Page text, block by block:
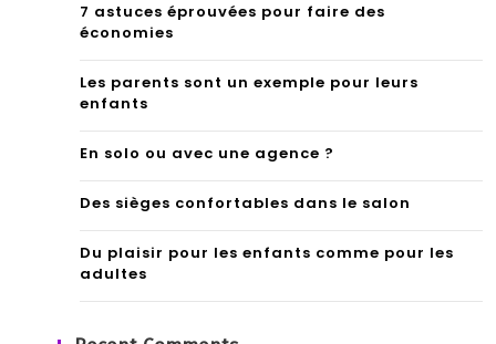
7 astuces éprouvées pour faire des
économies
Les parents sont un exemple pour leurs
enfants
En solo ou avec une agence ?
Des sièges confortables dans le salon
Du plaisir pour les enfants comme pour les
adultes